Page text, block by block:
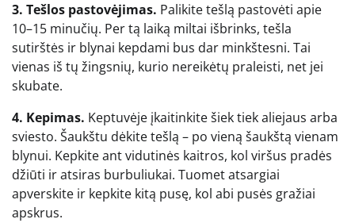
3. Tešlos pastovėjimas. Palikite tešlą pastovėti apie
10–15 minučių. Per tą laiką miltai išbrinks, tešla
sutirštės ir blynai kepdami bus dar minkštesni. Tai
vienas iš tų žingsnių, kurio nereikėtų praleisti, net jei
skubate.
4. Kepimas. Keptuvėje įkaitinkite šiek tiek aliejaus arba
sviesto. Šaukštu dėkite tešlą – po vieną šaukštą vienam
blynui. Kepkite ant vidutinės kaitros, kol viršus pradės
džiūti ir atsiras burbuliukai. Tuomet atsargiai
apverskite ir kepkite kitą pusę, kol abi pusės gražiai
apskrus.